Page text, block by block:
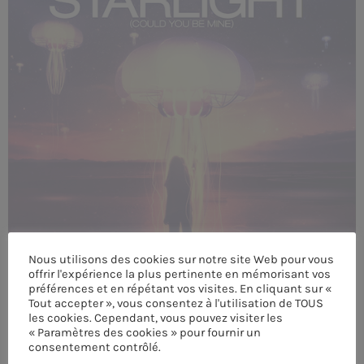
CUSTOM PLAYER
RALIEZOT 92
Nous utilisons des cookies sur notre site Web pour vous
offrir l'expérience la plus pertinente en mémorisant vos
préférences et en répétant vos visites. En cliquant sur «
Tout accepter », vous consentez à l'utilisation de TOUS
les cookies. Cependant, vous pouvez visiter les
« Paramètres des cookies » pour fournir un
consentement contrôlé.